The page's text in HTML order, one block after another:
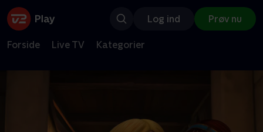
Log ind Prøv nu
Forside Live TV Kategorier